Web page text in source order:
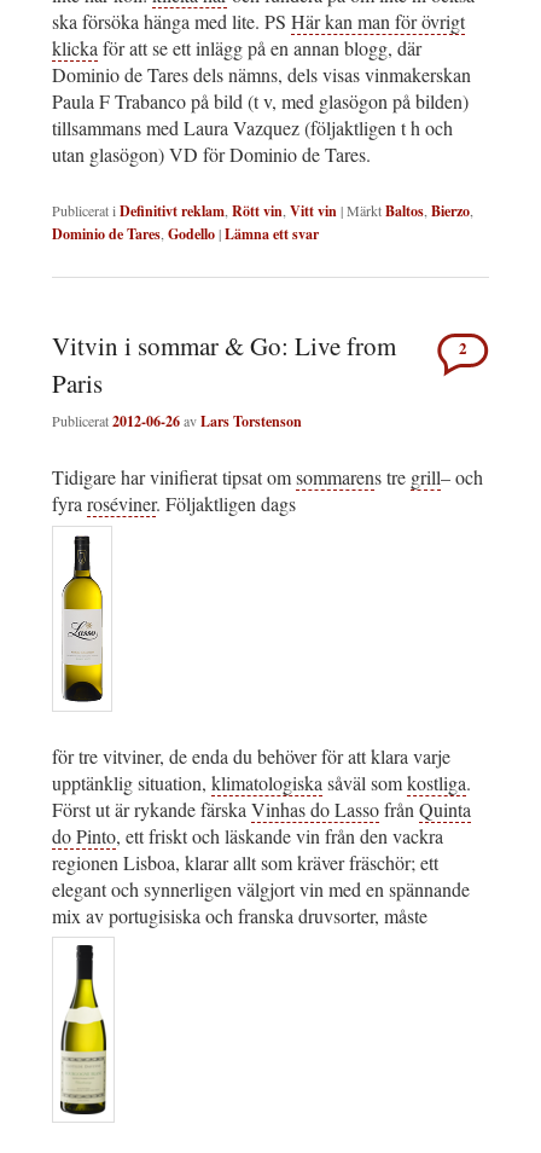
ska försöka hänga med lite. PS Här kan man för övrigt
klicka för att se ett inlägg på en annan blogg, där
Dominio de Tares dels nämns, dels visas vinmakerskan
Paula F Trabanco på bild (t v, med glasögon på bilden)
tillsammans med Laura Vazquez (följaktligen t h och
utan glasögon) VD för Dominio de Tares.
Publicerat i Definitivt reklam Rött vin Vitt vin|MärktBaltos Bierzo
Dominio de Tares Godello|Lämna ett svar
Vitvin i sommar & Go: Live from
Paris
Publicerat2012-06-26avLars Torstenson
2
Tidigare har vinifierat tipsat omsommarens tre grill– och
fyraroséviner. Följaktligen dags
för tre vitviner, de enda du behöver för att klara varje
upptänklig situation, klimatologiska såväl somkostliga.
Först ut är rykande färska Vinhas do Lassofrån Quinta
do Pinto, ett friskt och läskande vin från den vackra
regionen Lisboa, klarar allt som kräver fräschör; ett
elegant och synnerligen välgjort vin med en spännande
mix av portugisiska och franska druvsorter, måste